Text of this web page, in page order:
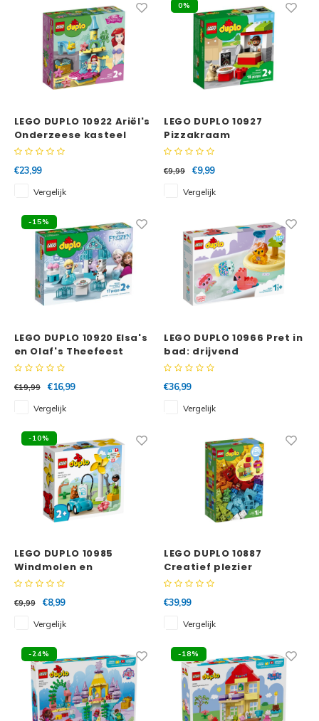
LEGO DUPLO 10922 Ariël's
Onderzeese kasteel
€23,99
Vergelijk
0%
LEGO DUPLO 10927
Pizzakraam
€9,99
€9,99
Vergelijk
-15%
LEGO DUPLO 10920 Elsa's
en Olaf's Theefeest
€19,99
€16,99
Vergelijk
LEGO DUPLO 10966 Pret in
bad: drijvend
diereneiland
€36,99
Vergelijk
-10%
LEGO DUPLO 10985
Windmolen en
elektrische auto
€9,99
€8,99
Vergelijk
LEGO DUPLO 10887
Creatief plezier
€39,99
Vergelijk
-24% -18%